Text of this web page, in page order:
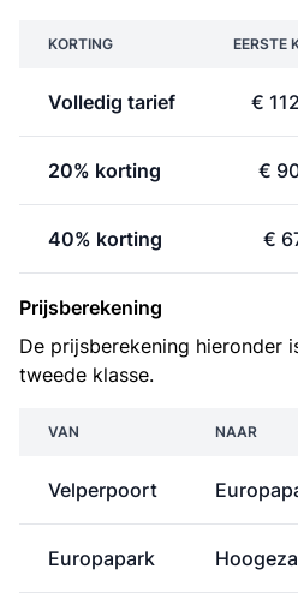
KORTING EERSTE
Volledig tarief €
20% korting €
40% korting €
Prijsberekening
De prijsberekening hieronder
tweede klasse.
VAN NAAR
Velperpoort
Europapark